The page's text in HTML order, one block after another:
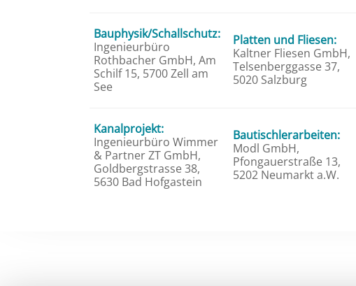
Bauphysik/Schallschutz:
Ingenieurbüro
Rothbacher GmbH, Am
Schilf 15, 5700 Zell am
See
Platten und Fliesen:
Kaltner Fliesen GmbH,
Telsenberggasse 37,
5020 Salzburg
Kanalprojekt:
Ingenieurbüro Wimmer
& Partner ZT GmbH,
Goldbergstrasse 38,
5630 Bad Hofgastein
Bautischlerarbeiten:
Modl GmbH,
Pfongauerstraße 13,
5202 Neumarkt a.W.